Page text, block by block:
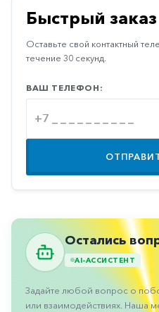
Наружные
средства
Неврологические
Офтальмология
Паркинсон
Противовирусные
Противогрибковые
Противоопухолевые
Противоподагрические
Противорвотные
Быстрый заказ
Оставьте свой контактный
течение 30 секунд.
ВАШ ТЕЛЕФОН:
Остались
AI-АССИСТЕНТ
Задайте любой вопрос о
или взаимодействиях. Наша